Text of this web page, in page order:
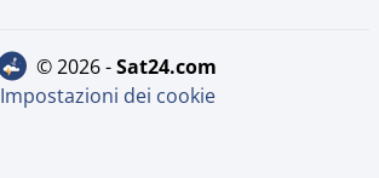
© 2026 - sat24.com
Impostazioni dei cookie